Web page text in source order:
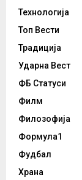
Технологија
Топ Вести
Традиција
Ударна Вест
ФБ Статуси
Филм
Филозофија
Формула1
Фудбал
Храна